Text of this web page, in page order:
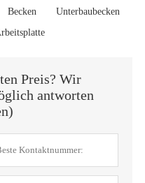
Becken
Unterbaubecken
Preis? Wir
antworten